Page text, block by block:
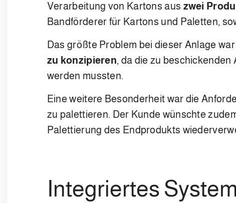
Verarbeitung von Kartons aus zwei
Bandförderer für Kartons und Paletten,
Das größte Problem bei dieser Anlage
zu konzipieren, da die zu
werden mussten.
Eine weitere Besonderheit war die
zu palettieren. Der Kunde wünschte
Palettierung des Endprodukts
Integriertes